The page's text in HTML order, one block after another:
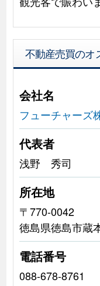
不動産売買のオ
会社名
フューチャーズ
代表者
浅野 秀司
所在地
〒770-0042
徳島県徳島市蔵
電話番号
088-678-8761